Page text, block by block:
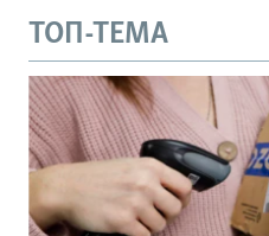
ТОП-ТЕМА